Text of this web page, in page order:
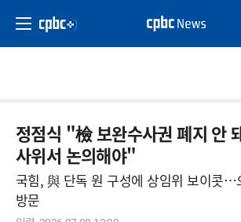
정점식 "檢 보완수사권 폐지 안
사위서 논의해야"
국힘, 與 단독 원 구성에 상임위 보이콧…
방문